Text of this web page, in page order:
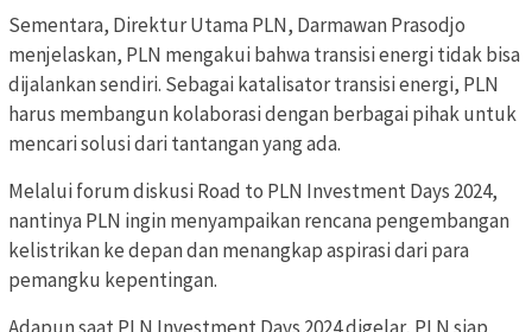
Sementara, Direktur Utama PLN, Darmawan Prasodjo
menjelaskan, PLN mengakui bahwa transisi energi tidak bisa
dijalankan sendiri. Sebagai katalisator transisi energi, PLN
harus membangun kolaborasi dengan berbagai pihak untuk
mencari solusi dari tantangan yang ada.
Melalui forum diskusi Road to PLN Investment Days 2024,
nantinya PLN ingin menyampaikan rencana pengembangan
kelistrikan ke depan dan menangkap aspirasi dari para
pemangku kepentingan.